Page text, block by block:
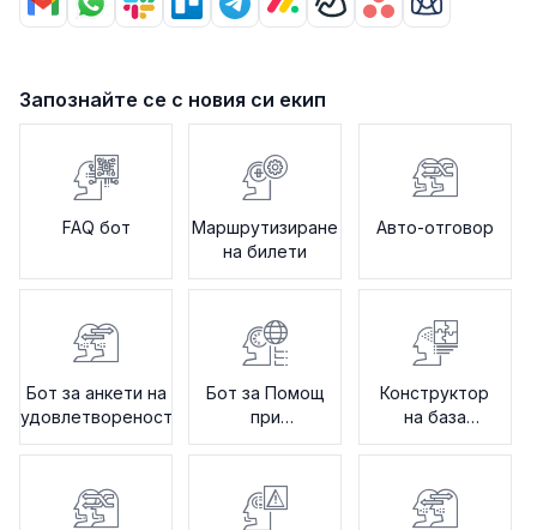
Запознайте се с новия си екип
FAQ бот
Маршрутизиране
на билети
Авто-отговор
Бот за анкети на
удовлетвореност
Бот за Помощ
при
Въведение в
Конструктор
на база
знания